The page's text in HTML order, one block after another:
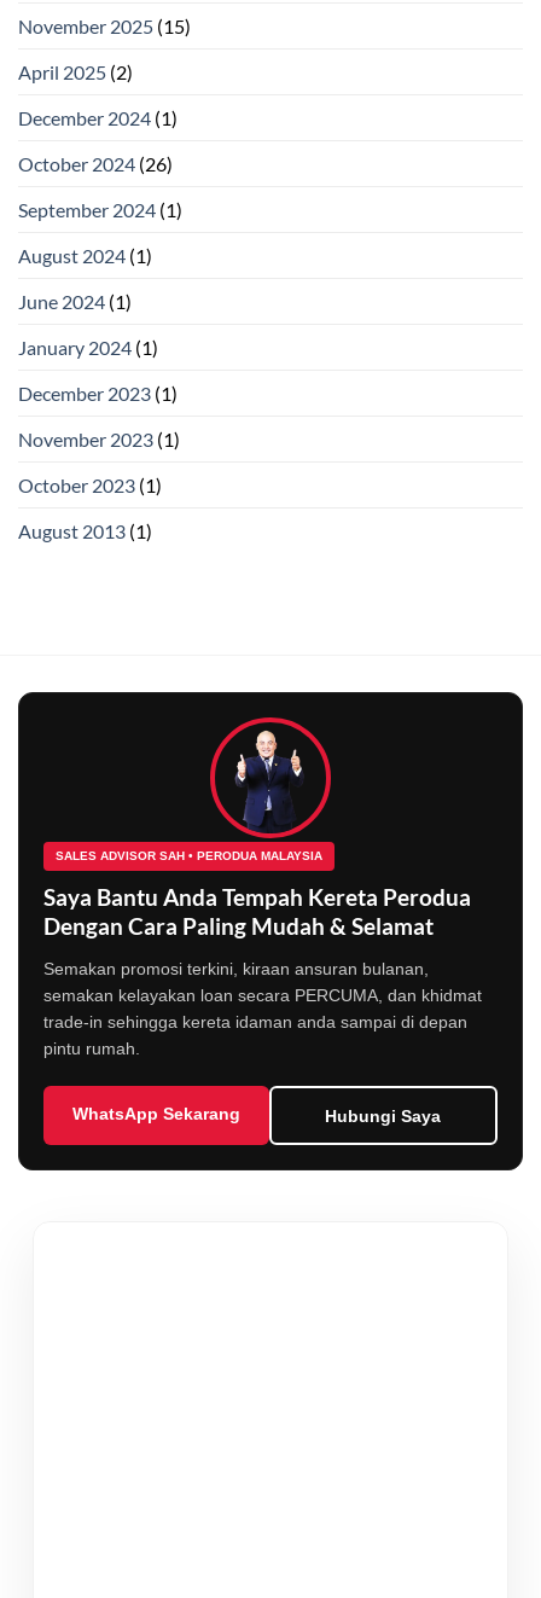
November 2025 (15)
April 2025 (2)
December 2024 (1)
October 2024 (26)
September 2024 (1)
August 2024 (1)
June 2024 (1)
January 2024 (1)
December 2023 (1)
November 2023 (1)
October 2023 (1)
August 2013 (1)
SALES ADVISOR SAH • PERODUA MALAYSIA
Saya Bantu Anda Tempah Kereta Perodua
Dengan Cara Paling Mudah & Selamat
Semakan promosi terkini, kiraan ansuran bulanan,
semakan kelayakan loan secara PERCUMA, dan khidmat
trade-in sehingga kereta idaman anda sampai di depan
pintu rumah.
WhatsApp Sekarang Hubungi Saya